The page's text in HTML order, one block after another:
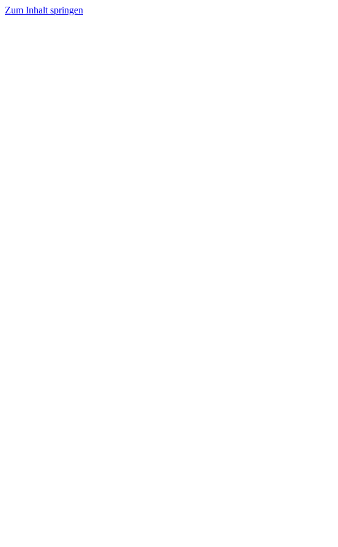
Zum Inhalt springen